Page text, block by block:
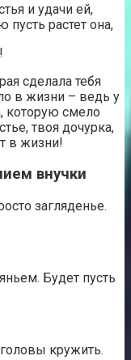
и удачи ей,
растет она,
сделала тебя
в жизни – ведь у
которую смело
твоя дочурка,
в жизни!
внучки
загляденье.
Будет пусть
головы кружить.